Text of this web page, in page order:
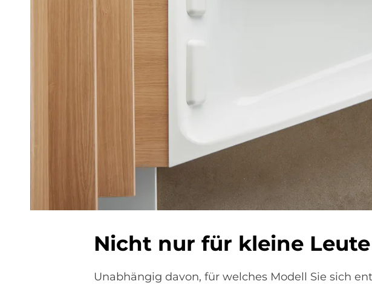
Nicht nur für klei­ne Leu­te
Unabhängig davon, für welches Modell Sie sich